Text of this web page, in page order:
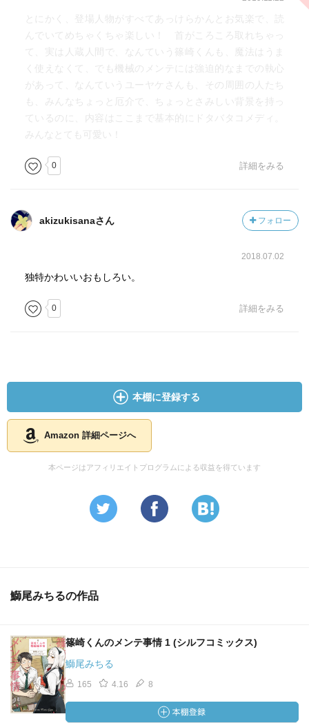
とにかく、登場人物がすべてあっけらかんとお気楽で、読
んでいてめちゃくちゃ楽しい！ 首がころころ取れちゃっ
て、実は人蔵人間で、なんていう篠崎くんも、魔法はうま
く使えなくて、でも機械のメンテには強迫的なまでの執心
があって、なんていうユーヤケさんも、その周囲の人たち
も、みんなちょっと厄介で、ちょっとさみしい背景を持っ
ているのに、内容はここまで基本的にドタバタコメディ。
みんなとても可愛い！
0 詳細をみる
akizukisanaさん フォロー
2018.07.02
独特かわいいおもしろい。
0 詳細をみる
本棚に登録する
Amazon 詳細ページへ
本ページはアフィリエイトプログラムによる収益を得ています
鰤尾みちるの作品
篠崎くんのメンテ事情 1 (シルフコミックス)
鰤尾みちる
165 4.16 8